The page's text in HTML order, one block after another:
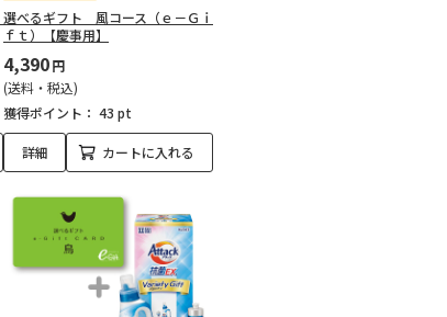
選べるギフト 風コース（ｅ－Ｇｉ
ｆｔ）【慶事用】
4,390円
(送料・税込)
獲得ポイント： 43 pt
詳細 カートに入れる